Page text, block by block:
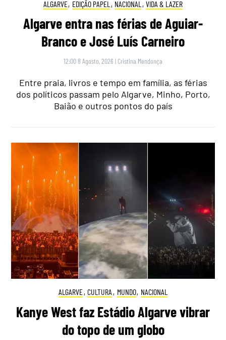
ALGARVE, EDIÇÃO PAPEL , NACIONAL , VIDA & LAZER
Algarve entra nas férias de Aguiar-
Branco e José Luís Carneiro
12:00 8 Agosto, 2026 | Cristina Mendonça
Entre praia, livros e tempo em família, as férias
dos políticos passam pelo Algarve, Minho, Porto,
Baião e outros pontos do país
ALGARVE, CULTURA , MUNDO, NACIONAL
Kanye West faz Estádio Algarve vibrar
do topo de um globo